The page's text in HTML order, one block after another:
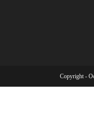
Copyright -